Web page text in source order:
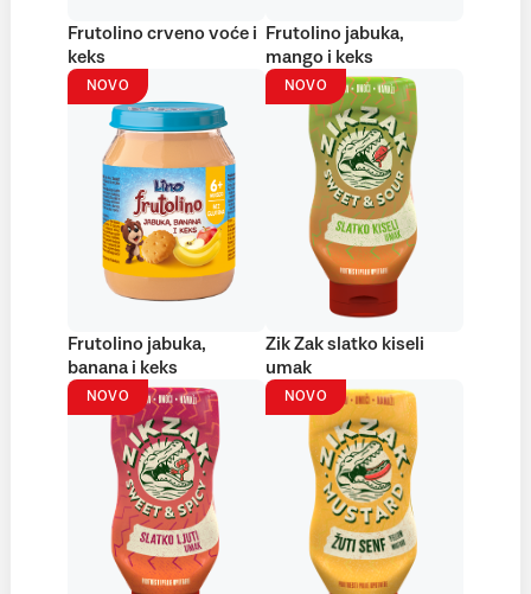
Frutolino crveno voće i
keks
Frutolino jabuka,
mango i keks
NOVO
Frutolino jabuka,
banana i keks
NOVO
Zik Zak slatko kiseli
umak
NOVO NOVO